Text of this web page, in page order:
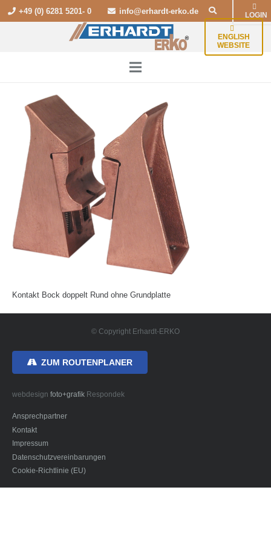
+49 (0) 6281 5201- 0 info@erhardt-erko.de LOGIN
ENGLISH
WEBSITE
Kontakt Bock doppelt Rund ohne Grundplatte
© Copyright Erhardt-ERKO
ZUM ROUTENPLANER
webdesign foto+grafikRespondek
Ansprechpartner
Kontakt
Impressum
Datenschutzvereinbarungen
Cookie-Richtlinie (EU)